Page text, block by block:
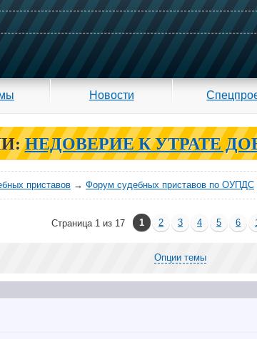
Новости
НЕДОВЕРИЕ К УТРАТЕ
приставов → Форум судебных приставов по ОУПДС
Страница 1 из 17 1 2 3 4 5 6
Опции темы